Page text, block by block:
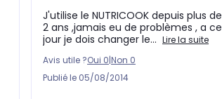
J'utilise le NUTRICOOK depuis plus de
2 ans ,jamais eu de problèmes , a ce
jour je dois changer le... Lire la suite
Avis utile ?Oui 0|Non 0
Publié le 05/08/2014